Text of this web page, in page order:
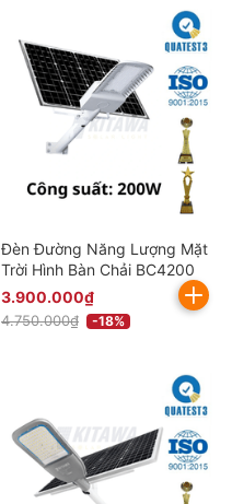
Đèn Đường Năng Lượng Mặt
Trời Hình Bàn Chải BC4200
3.900.000₫
4.750.000₫ -18%